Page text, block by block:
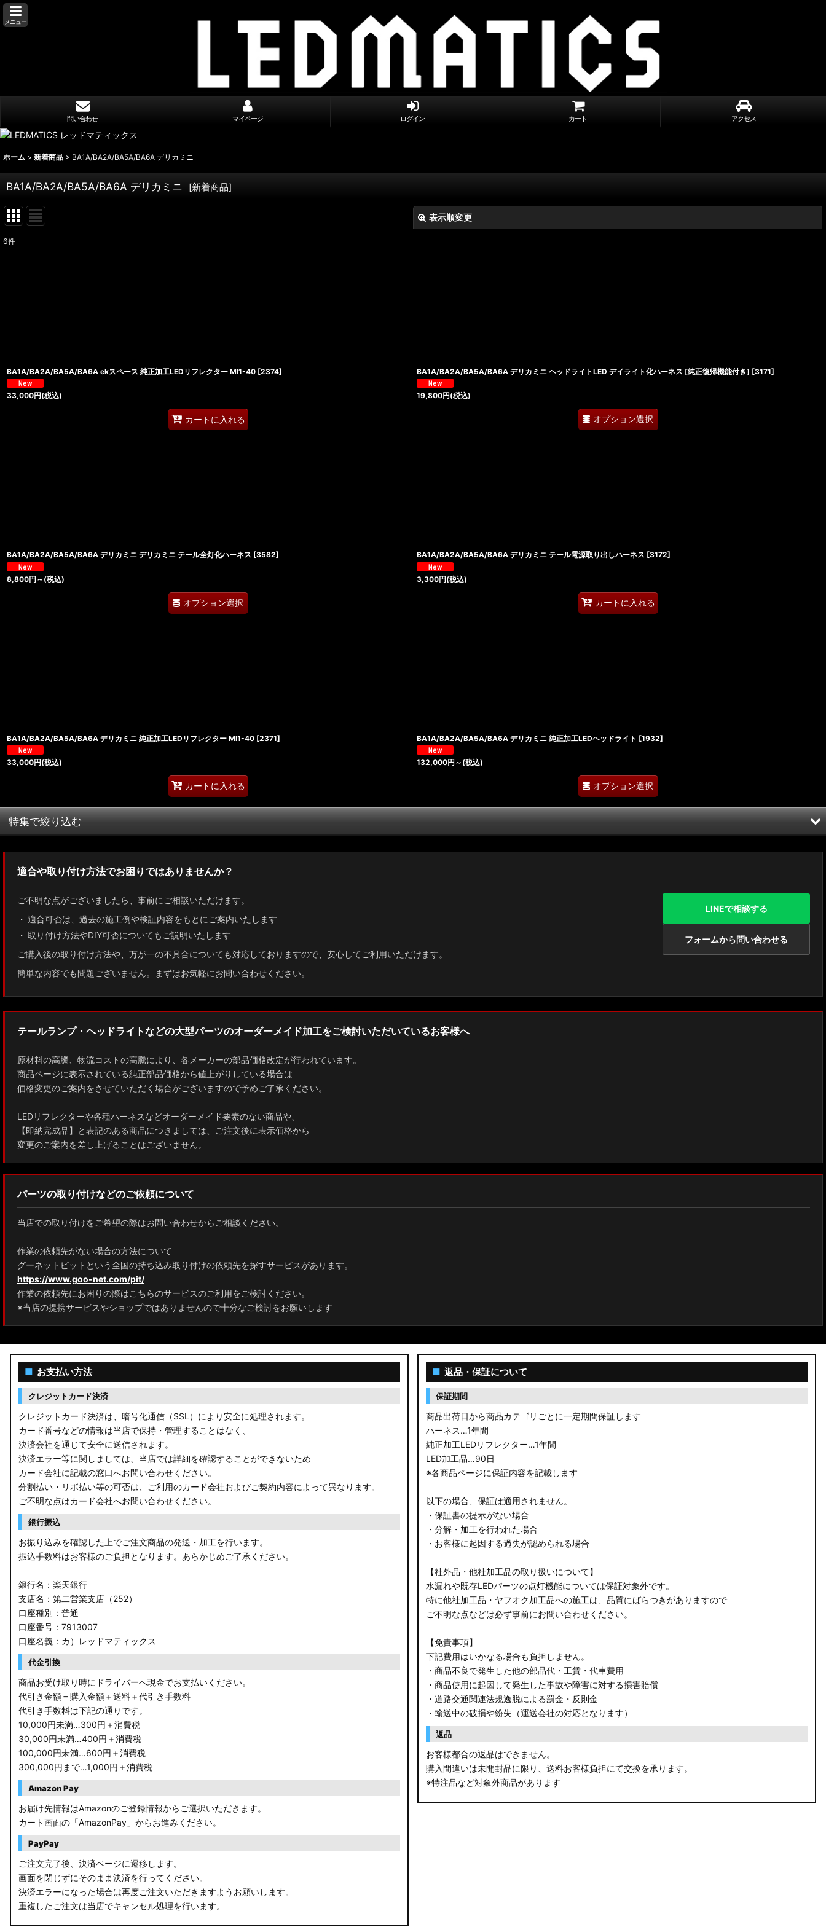
メニュー
問い合わせ マイページ ログイン カート アクセス
ホーム > 新着商品 > BA1A/BA2A/BA5A/BA6A デリカミニ
BA1A/BA2A/BA5A/BA6A デリカミニ [新着商品]
表示順変更
6件
BA1A/BA2A/BA5A/BA6A ekスペース 純正加工LEDリフレクター MI1-40 [2374]
33,000円(税込)
カートに入れる
BA1A/BA2A/BA5A/BA6A デリカミニ ヘッドライトLED デイライト化ハーネス [純正復帰機能付き] [3171]
19,800円(税込)
オプション選択
BA1A/BA2A/BA5A/BA6A デリカミニ デリカミニ テール全灯化ハーネス [3582]
8,800円 ～ (税込)
オプション選択
BA1A/BA2A/BA5A/BA6A デリカミニ テール電源取り出しハーネス [3172]
3,300円(税込)
カートに入れる
BA1A/BA2A/BA5A/BA6A デリカミニ 純正加工LEDリフレクター MI1-40 [2371]
33,000円(税込)
カートに入れる
BA1A/BA2A/BA5A/BA6A デリカミニ 純正加工LEDヘッドライト [1932]
132,000円 ～ (税込)
オプション選択
特集で絞り込む
ZN8 GR86
GUN125 ハイラックス
AXUH80/85 MXUA80/85 ハリアー
MXAA54 AXAH54/52 RAV4
ZVG11/ZSG10 カローラクロス
ZWE211W/ZWE214W/ZRE212W/NRE210W カローラツーリング
ZWE211H/NRE210H/NRE214H カローラスポーツ
GXPA16 MXPA12 GRヤリス
MXPH10/MXPA10/MXBA10/KSP210 ヤリス
MXPJ10/15 MXPB10/15 ヤリスクロス
ZYX10 NGX50 C-HR
AAHH40W/AAHH45W/TAHA40W ヴェルファイア
AAHH40W/AAHH45W/AGH40W アルファード
AYH30/GGH30/35/AGH30/35 ヴェルファイア
ZWR90W/ZWR95W/MZRA90W/MZRA95W ノア/ヴォクシー
ZRR80 ノア/ヴォクシー
MXPL10G/MXPL15G/MXPC10G シエンタ
NHP17/NSP17NCP17 シエンタ
M900A/M910A ルーミー
A200A/A210A ライズ
E52 エルグランド
T32 エクストレイル
C28 セレナ
B21A デイズルークス
E13 ノート
E12 ノート
B44A/B45A B47A/B48A ルークス ハイウェイスター
JF3/4 N-BOX カスタム
JH3/4 N-WGN
JH1/2 N-WGN
RT5/6 RW1/2 CR-V
RV5/6 RV3/4 ヴェゼル
RU3/4 ヴェゼル
適合や取り付け方法でお困りではありませんか？
ご不明な点がございましたら、事前にご相談いただけます。
適合可否は、過去の施工例や検証内容をもとにご案内いたします
取り付け方法やDIY可否についてもご説明いたします
ご購入後の取り付け方法や、万が一の不具合についても対応しておりますので、安心してご利用いただけます。
簡単な内容でも問題ございません。まずはお気軽にお問い合わせください。
LINEで相談する
フォームから問い合わせる
テールランプ・ヘッドライトなどの大型パーツのオーダーメイド加工をご検討いただいているお客様へ
原材料の高騰、物流コストの高騰により、各メーカーの部品価格改定が行われています。
商品ページに表示されている純正部品価格から値上がりしている場合は
価格変更のご案内をさせていただく場合がございますので予めご了承ください。
LEDリフレクターや各種ハーネスなどオーダーメイド要素のない商品や、
【即納完成品】と表記のある商品につきましては、ご注文後に表示価格から
変更のご案内を差し上げることはございません。
パーツの取り付けなどのご依頼について
当店での取り付けをご希望の際はお問い合わせからご相談ください。
作業の依頼先がない場合の方法について
グーネットピットという全国の持ち込み取り付けの依頼先を探すサービスがあります。
https://www.goo-net.com/pit/
作業の依頼先にお困りの際はこちらのサービスのご利用をご検討ください。
※当店の提携サービスやショップではありませんので十分なご検討をお願いします
■ お支払い方法
クレジットカード決済
クレジットカード決済は、暗号化通信（SSL）により安全に処理されます。
カード番号などの情報は当店で保持・管理することはなく、
決済会社を通じて安全に送信されます。
決済エラー等に関しましては、当店では詳細を確認することができないため
カード会社に記載の窓口へお問い合わせください。
分割払い・リボ払い等の可否は、ご利用のカード会社およびご契約内容によって異なります。
ご不明な点はカード会社へお問い合わせください。
銀行振込
お振り込みを確認した上でご注文商品の発送・加工を行います。
振込手数料はお客様のご負担となります。あらかじめご了承ください。
銀行名：楽天銀行
支店名：第二営業支店（252）
口座種別：普通
口座番号：7913007
口座名義：カ）レッドマティックス
代金引換
商品お受け取り時にドライバーへ現金でお支払いください。
代引き金額＝購入金額＋送料＋代引き手数料
代引き手数料は下記の通りです。
10,000円未満…300円＋消費税
30,000円未満…400円＋消費税
100,000円未満…600円＋消費税
300,000円まで…1,000円＋消費税
Amazon Pay
お届け先情報はAmazonのご登録情報からご選択いただきます。
カート画面の「AmazonPay」からお進みください。
PayPay
ご注文完了後、決済ページに遷移します。
画面を閉じずにそのまま決済を行ってください。
決済エラーになった場合は再度ご注文いただきますようお願いします。
重複したご注文は当店でキャンセル処理を行います。
■ 返品・保証について
保証期間
商品出荷日から商品カテゴリごとに一定期間保証します
ハーネス…1年間
純正加工LEDリフレクター…1年間
LED加工品…90日
※各商品ページに保証内容を記載します
以下の場合、保証は適用されません。
・保証書の提示がない場合
・分解・加工を行われた場合
・お客様に起因する過失が認められる場合
【社外品・他社加工品の取り扱いについて】
水漏れや既存LEDパーツの点灯機能については保証対象外です。
特に他社加工品・ヤフオク加工品への施工は、品質にばらつきがありますので
ご不明な点などは必ず事前にお問い合わせください。
【免責事項】
下記費用はいかなる場合も負担しません。
・商品不良で発生した他の部品代・工賃・代車費用
・商品使用に起因して発生した事故や障害に対する損害賠償
・道路交通関連法規逸脱による罰金・反則金
・輸送中の破損や紛失（運送会社の対応となります）
返品
お客様都合の返品はできません。
購入間違いは未開封品に限り、送料お客様負担にて交換を承ります。
※特注品など対象外商品があります